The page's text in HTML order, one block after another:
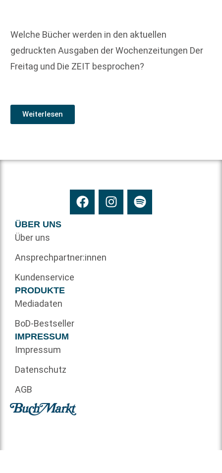
Welche Bücher werden in den aktuellen
gedruckten Ausgaben der Wochenzeitungen Der
Freitag und Die ZEIT besprochen?
Weiterlesen
ÜBER UNS
Über uns
Ansprechpartner:innen
Kundenservice
PRODUKTE
Mediadaten
BoD-Bestseller
IMPRESSUM
Impressum
Datenschutz
AGB